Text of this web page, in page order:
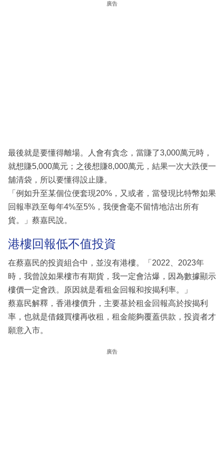
廣告
最後就是要懂得離場。人會有貪念，當賺了3,000萬元時，
就想賺5,000萬元；之後想賺8,000萬元，結果一次大跌便一
舖清袋，所以要懂得設止賺。
「例如升至某個位便套現20%，又或者，當發現比特幣如果
回報率跌至每年4%至5%，我便會毫不留情地沽出所有
貨。」蔡嘉民說。
港樓回報低不值投資
在蔡嘉民的投資組合中，並沒有港樓。「2022、2023年
時，我曾說如果樓市有期貨，我一定會沽爆，因為數據顯示
樓價一定會跌。原因就是看租金回報和按揭利率。」
蔡嘉民解釋，香港樓價升，主要基於租金回報高於按揭利
率，也就是借錢買樓再收租，租金能夠覆蓋供款，投資者才
願意入市。
廣告